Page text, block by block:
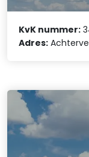
KvK nummer:
Adres: